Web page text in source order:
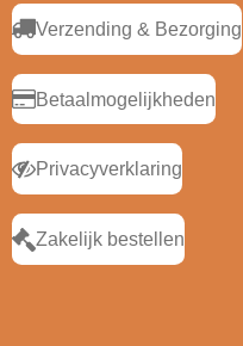
Verzending & Bezorging
Betaalmogelijkheden
Privacyverklaring
Zakelijk bestellen